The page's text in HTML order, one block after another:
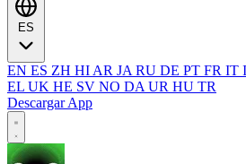
EN ES ZH HI AR JA RU DE PT FR IT
EL UK HE SV NO DA UR HU TR
Descargar App